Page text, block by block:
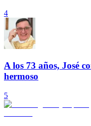
4
A los 73 años, José
hermoso
5